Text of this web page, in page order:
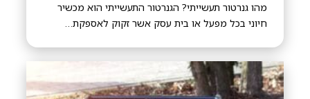
מהו גנרטור תעשייתי? הגנרטור התעשייתי הוא מכשיר
חיוני בכל מפעל או בית עסק אשר זקוק לאספקת…